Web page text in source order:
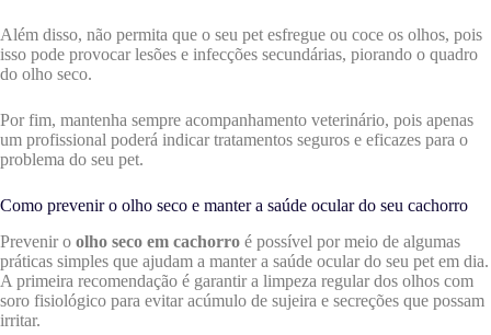
Além disso, não permita que o seu pet esfregue ou coce os olhos, pois
isso pode provocar lesões e infecções secundárias, piorando o quadro
do olho seco.
Por fim, mantenha sempre acompanhamento veterinário, pois apenas
um profissional poderá indicar tratamentos seguros e eficazes para o
problema do seu pet.
Como prevenir o olho seco e manter a saúde ocular do seu cachorro
Prevenir o olho seco em cachorro é possível por meio de algumas
práticas simples que ajudam a manter a saúde ocular do seu pet em dia.
A primeira recomendação é garantir a limpeza regular dos olhos com
soro fisiológico para evitar acúmulo de sujeira e secreções que possam
irritar.